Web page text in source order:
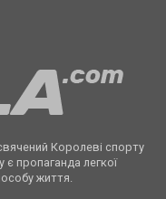
Королеві спорту
є пропаганда легкої
життя.